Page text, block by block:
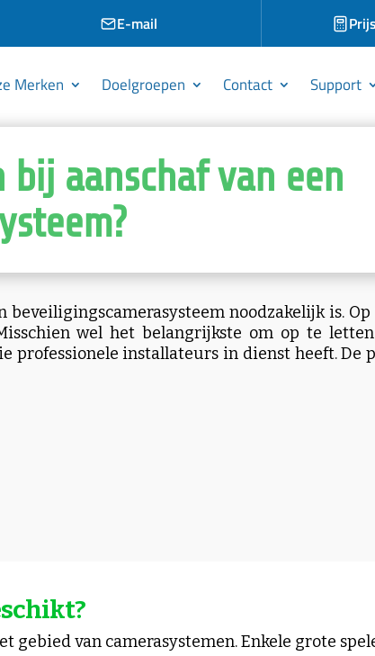
E-mail
Merken Doelgroepen Contact Support
bij aanschaf van een
noodzakelijk is.
wel het belangrijkste om op te
professionele installateurs in dienst heeft. De
van camerasystemen. Enkele grote